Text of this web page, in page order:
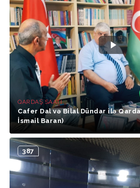
QARDAŞ SAATI
Cafer Dal və Bilal Dündar ilə
İsmail Baran)
387